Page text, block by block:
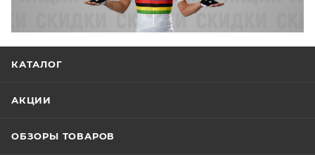
КАТАЛОГ
АКЦИИ
ОБЗОРЫ ТОВАРОВ